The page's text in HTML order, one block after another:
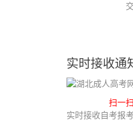
实时接收通
扫一
实时接收自考报